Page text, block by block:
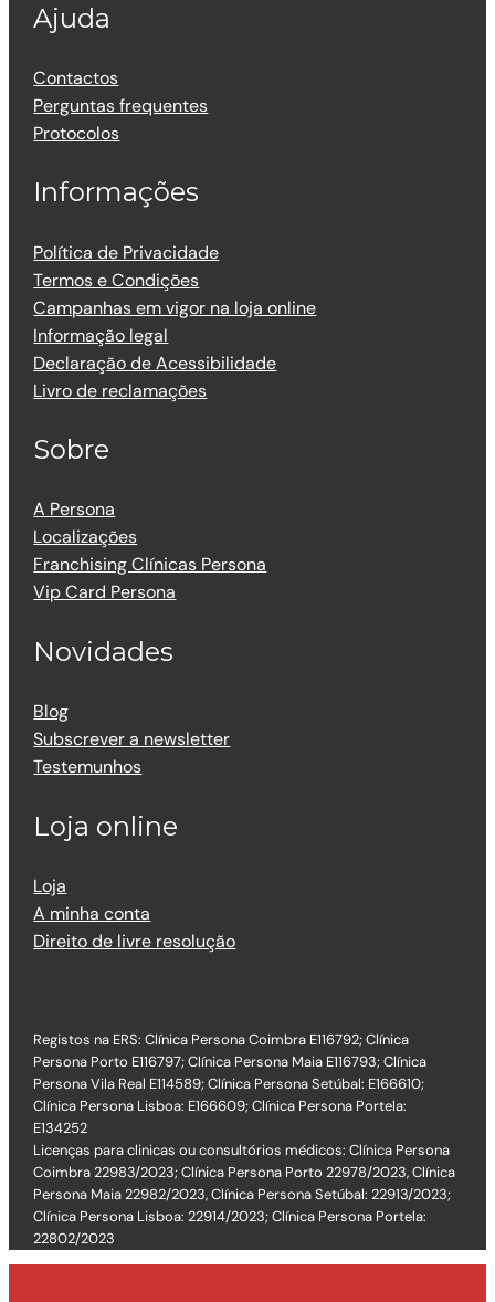
Ajuda
Contactos
Perguntas frequentes
Protocolos
Informações
Política de Privacidade
Termos e Condições
Campanhas em vigor na loja online
Informação legal
Declaração de Acessibilidade
Livro de reclamações
Sobre
A Persona
Localizações
Franchising Clínicas Persona
Vip Card Persona
Novidades
Blog
Subscrever a newsletter
Testemunhos
Loja online
Loja
A minha conta
Direito de livre resolução
Registos na ERS: Clínica Persona Coimbra E116792; Clínica
Persona Porto E116797; Clínica Persona Maia E116793; Clínica
Persona Vila Real E114589; Clínica Persona Setúbal: E166610;
Clínica Persona Lisboa: E166609; Clínica Persona Portela:
E134252
Licenças para clinicas ou consultórios médicos: Clínica Persona
Coimbra 22983/2023; Clínica Persona Porto 22978/2023, Clínica
Persona Maia 22982/2023, Clínica Persona Setúbal: 22913/2023;
Clínica Persona Lisboa: 22914/2023; Clínica Persona Portela:
22802/2023